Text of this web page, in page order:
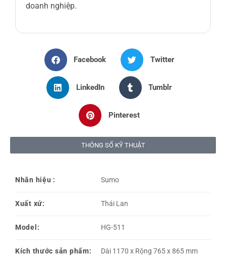
doanh nghiệp.
Facebook Twitter
LinkedIn Tumblr
Pinterest
THÔNG SỐ KỸ THUẬT
Nhãn hiệu : Sumo
Xuất xứ: Thái Lan
Model: HG-511
Kích thước sản phẩm: Dài 1170 x Rộng 765 x 865 mm